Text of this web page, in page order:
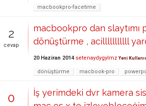
macbookpro-facetime
2
cevap
macbookpro dan slaytımı
dönüştürme , acilllllllllll
20 Haziran 2014 setenaydygylmz Yeni
dönüştürme macbook-pro
0
İş yerimdeki dvr kamera